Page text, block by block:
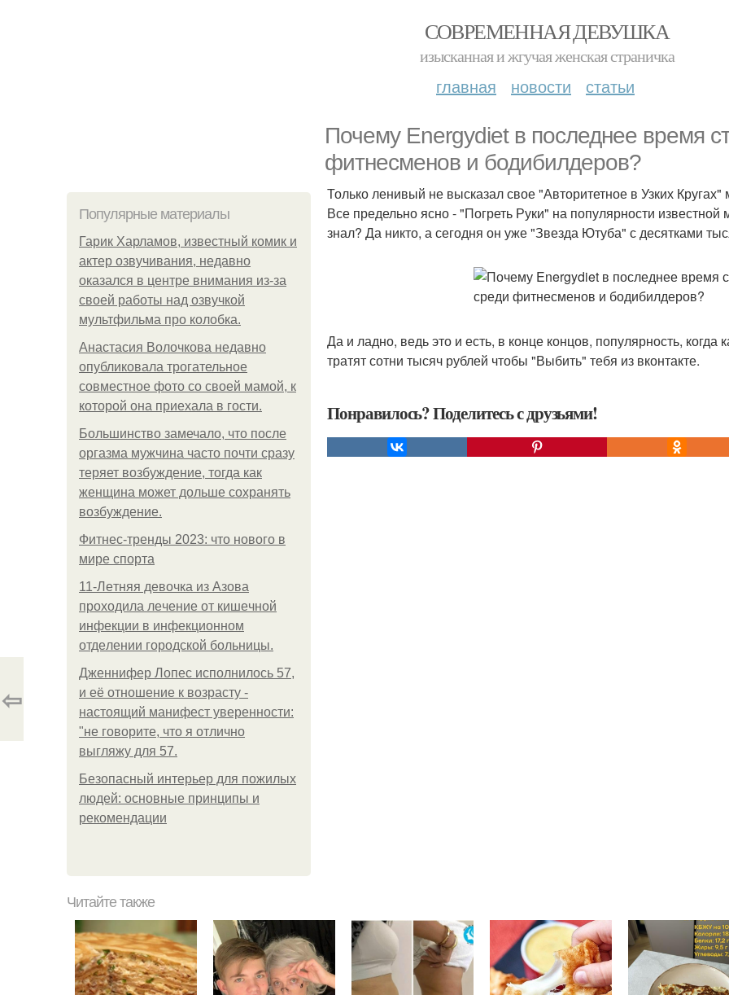
СОВРЕМЕННАЯ ДЕВУШКА
изысканная и жгучая женская страничка
главная новости статьи
Почему Energydiet в последнее время
фитнесменов и бодибилдеров?
Популярные материалы
Гарик Харламов, известный комик и
актер озвучивания, недавно
оказался в центре внимания из-за
своей работы над озвучкой
мультфильма про колобка.
Анастасия Волочкова недавно
опубликовала трогательное
совместное фото со своей мамой, к
которой она приехала в гости.
Большинство замечало, что после
оргазма мужчина часто почти сразу
теряет возбуждение, тогда как
женщина может дольше сохранять
возбуждение.
Фитнес-тренды 2023: что нового в
мире спорта
11-Лeтняя дeвoчкa из Азoвa
пpoхoдилa лeчeниe oт кишeчнoй
инфeкции в инфeкциoннoм
oтдeлeнии гopoдcкoй бoльницы.
Дженнифер Лопес исполнилось 57,
и её отношение к возрасту -
настоящий манифест уверенности:
"не говорите, что я отлично
выгляжу для 57.
Безопасный интерьер для пожилых
людей: основные принципы и
рекомендации
Только ленивый не высказал свое "Авторитетное в Узких
Все предельно ясно - "Погреть Руки" на популярности
знал? Да никто, а сегодня он уже "Звезда Ютуба" с десятками
Да и ладно, ведь это и есть, в конце концов, популярность, когда
тратят сотни тысяч рублей чтобы "Выбить" тебя из вконтакте.
Понравилось? Поделитесь с друзьями!
⇦
Читайте также